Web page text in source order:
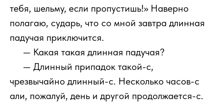
тебя, шельму, если пропустишь!» Наверно
полагаю, сударь, что со мной завтра длинная
падучая приключится.
— Какая такая длинная падучая?
— Длинный припадок такой-с,
чрезвычайно длинный-с. Несколько часов-с
али, пожалуй, день и другой продолжается-с.